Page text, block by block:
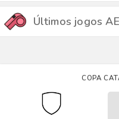
Últimos jogos
COPA